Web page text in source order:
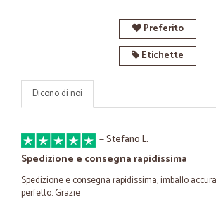
Preferito
Etichette
Dicono di noi
—Stefano L.
Spedizione e consegna rapidissima
Spedizione e consegna rapidissima, imballo
perfetto. Grazie